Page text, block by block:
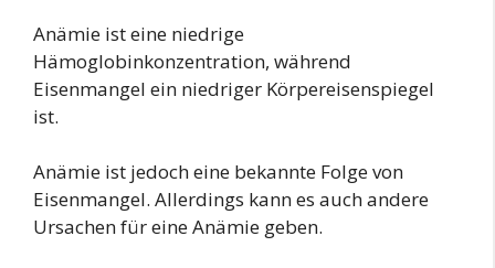
Anämie ist eine niedrige
Hämoglobinkonzentration, während
Eisenmangel ein niedriger Körpereisenspiegel
ist.
Anämie ist jedoch eine bekannte Folge von
Eisenmangel. Allerdings kann es auch andere
Ursachen für eine Anämie geben.